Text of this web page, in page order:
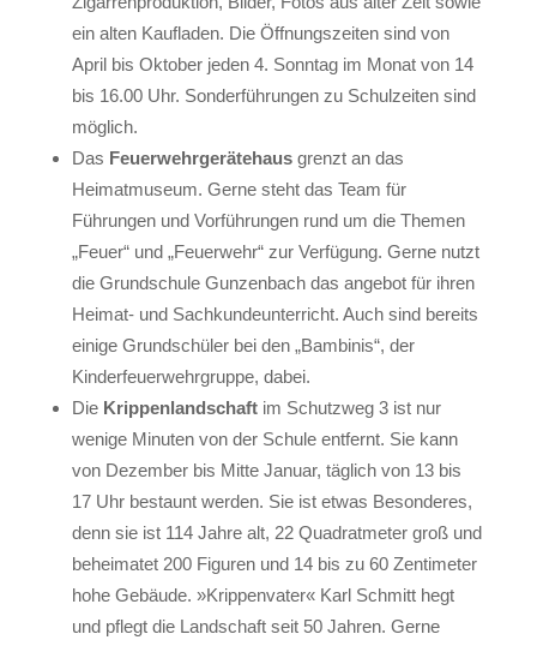
ein alten Kaufladen. Die Öffnungszeiten sind von
April bis Oktober jeden 4. Sonntag im Monat von 14
bis 16.00 Uhr. Sonderführungen zu Schulzeiten sind
möglich.
Das Feuerwehrgerätehausgrenzt an das
Heimatmuseum. Gerne steht das Team für
Führungen und Vorführungen rund um die Themen
„Feuer“ und „Feuerwehr“ zur Verfügung. Gerne nutzt
die Grundschule Gunzenbach das angebot für ihren
Heimat- und Sachkundeunterricht. Auch sind bereits
einige Grundschüler bei den „Bambinis“, der
Kinderfeuerwehrgruppe, dabei.
Die Krippenlandschaftim Schutzweg 3 ist nur
wenige Minuten von der Schule entfernt. Sie kann
von Dezember bis Mitte Januar, täglich von 13 bis
17 Uhr bestaunt werden. Sie ist etwas Besonderes,
denn sie ist 114 Jahre alt, 22 Quadratmeter groß und
beheimatet 200 Figuren und 14 bis zu 60 Zentimeter
hohe Gebäude. »Krippenvater« Karl Schmitt hegt
und pflegt die Landschaft seit 50 Jahren. Gerne